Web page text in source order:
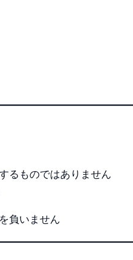
るものではありません
負いません